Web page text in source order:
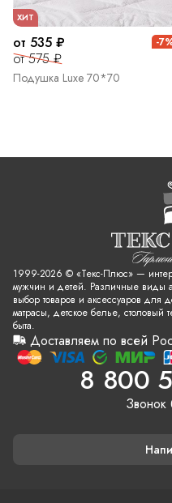
ХИТ
от 535 ₽
от 575 ₽
-
Подушка Luxe 70*70
1999-2026 © «Текс-Плюс» —
мужчин и детей. Различные виды
выбор товаров и аксессуаров для
матрасы, детское белье, столовый
быта.
Доставляем по всей
8 800
Звонок